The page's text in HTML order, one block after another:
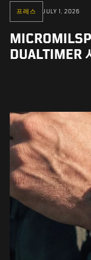
프레스 JULY 1, 2026
DUALTIMER